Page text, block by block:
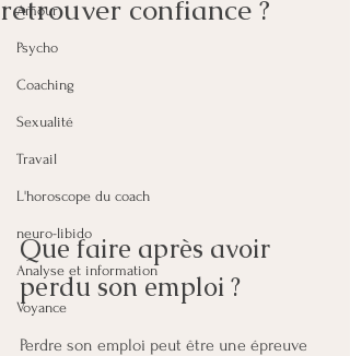
Amour
Psycho
Coaching
Sexualité
Travail
L'horoscope du coach
neuro-libido
Analyse et information
Voyance
retrouver confiance ?
Que faire après avoir
perdu son emploi ?
Perdre son emploi peut être une épreuve